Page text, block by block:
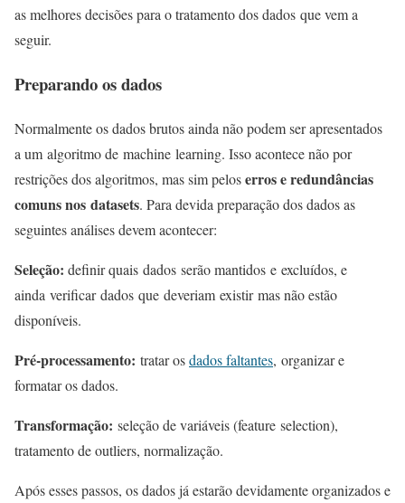
as melhores decisões para o tratamento dos dados que vem a
seguir.
Preparando os dados
Normalmente os dados brutos ainda não podem ser apresentados
a um algoritmo de machine learning. Isso acontece não por
restrições dos algoritmos, mas sim peloserros e redundâncias
comuns nos datasets. Para devida preparação dos dados as
seguintes análises devem acontecer:
Seleção: definir quais dados serão mantidos e excluídos, e
ainda verificar dados que deveriam existir mas não estão
disponíveis.
Pré-processamento: tratar osdados faltantes, organizar e
formatar os dados.
Transformação: seleção de variáveis (feature selection),
tratamento de outliers, normalização.
Após esses passos, os dados já estarão devidamente organizados e